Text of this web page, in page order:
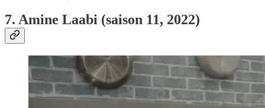
7. Amine Laabi (saison 11, 2022)